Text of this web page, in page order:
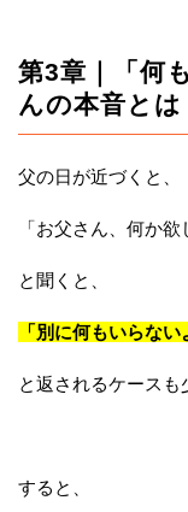
第3章｜「何
んの本音とは
父の日が近づくと、
「お父さん、何か欲
と聞くと、
「別に何もいらない
と返されるケースも
すると、